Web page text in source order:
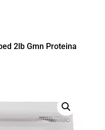
2lb Gmn Proteina